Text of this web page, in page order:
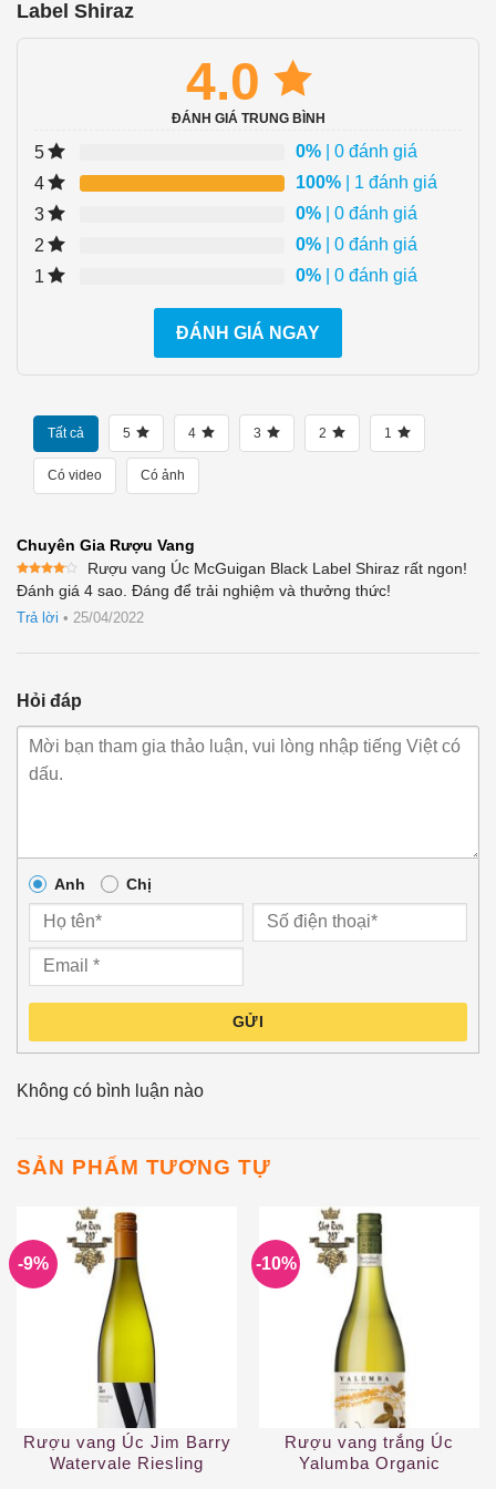
Label Shiraz
4.0
ĐÁNH GIÁ TRUNG BÌNH
5 0% | 0 đánh giá
4
100% | 1 đánh giá
3
0% | 0 đánh giá
2
0% | 0 đánh giá
1
0% | 0 đánh giá
ĐÁNH GIÁ NGAY
Tất cả 5 4 3 2 1
Có video Có ảnh
Chuyên Gia Rượu Vang
Được
xếp
hạng4
5 sao
Rượu vang Úc McGuigan Black Label Shiraz rất ngon!
Đánh giá 4 sao. Đáng để trải nghiệm và thưởng thức!
Trả lời • 25/04/2022
Hỏi đáp
Anh Chị
GỬI
Không có bình luận nào
SẢN PHẨM TƯƠNG TỰ
-9%
Rượu vang Úc Jim Barry
Watervale Riesling
-10%
Rượu vang trắng Úc
Yalumba Organic